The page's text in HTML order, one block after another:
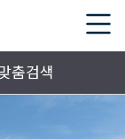
춤검색